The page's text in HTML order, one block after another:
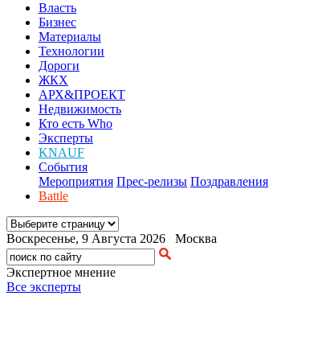
Власть
Бизнес
Материалы
Технологии
Дороги
ЖКХ
АРХ&ПРОЕКТ
Недвижимость
Кто есть Who
Эксперты
KNAUF
События
Мероприятия Прес-релизы Поздравления
Battle
Воскресенье, 9 Августа 2026 Москва
Экспертное мнение
Все эксперты